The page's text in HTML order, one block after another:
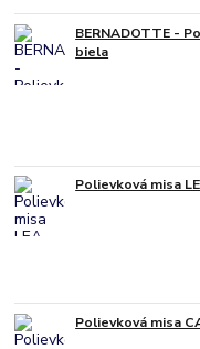
BERNADOTTE -
biela
Polievková misa
Polievková misa